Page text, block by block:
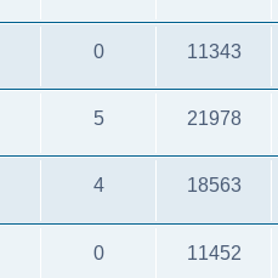
0 11343
5 21978
4 18563
0 11452